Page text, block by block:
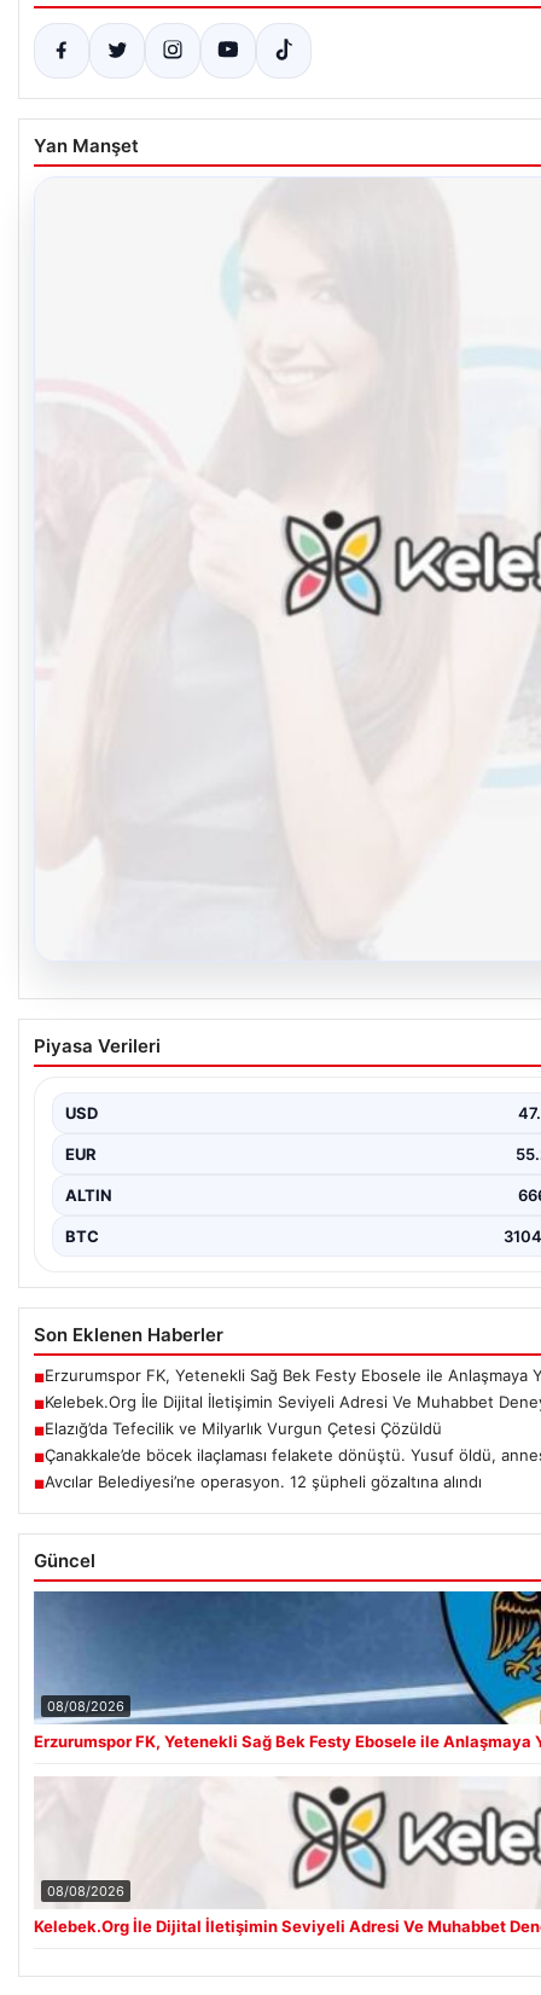
Yan Manşet
08.08.2026
Kelebek.Org İle Dijital İletişimin Seviyeli
Sanal ortamında insanların kaliteli bir tarzda bağlantı
Piyasa Verileri
USD
EUR
ALTIN
BTC
Son Eklenen Haberler
■Erzurumspor FK, Yetenekli Sağ Bek Festy Ebosele ile Anlaşmaya
■Kelebek.Org İle Dijital İletişimin Seviyeli Adresi Ve Muhabbet
■Elazığ’da Tefecilik ve Milyarlık Vurgun Çetesi Çözüldü
■Çanakkale’de böcek ilaçlaması felakete dönüştü. Yusuf öldü,
■Avcılar Belediyesi’ne operasyon. 12 şüpheli gözaltına alındı
Güncel
08/08/2026
Erzurumspor FK, Yetenekli Sağ Bek Festy Ebosele ile Anlaşmaya
08/08/2026
Kelebek.Org İle Dijital İletişimin Seviyeli Adresi Ve Muhabbet